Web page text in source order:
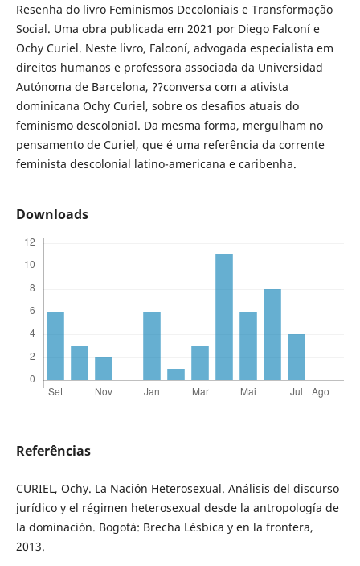
Resenha do livro Feminismos Decoloniais e Transformação
Social. Uma obra publicada em 2021 por Diego Falconí e
Ochy Curiel. Neste livro, Falconí, advogada especialista em
direitos humanos e professora associada da Universidad
Autónoma de Barcelona, ??conversa com a ativista
dominicana Ochy Curiel, sobre os desafios atuais do
feminismo descolonial. Da mesma forma, mergulham no
pensamento de Curiel, que é uma referência da corrente
feminista descolonial latino-americana e caribenha.
Downloads
Referências
CURIEL, Ochy. La Nación Heterosexual. Análisis del discurso
jurídico y el régimen heterosexual desde la antropología de
la dominación. Bogotá: Brecha Lésbica y en la frontera,
2013.